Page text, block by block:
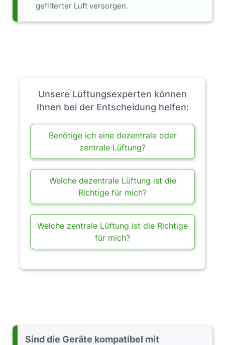
gefilterter Luft versorgen.
Unsere Lüftungsexperten können
Ihnen bei der Entscheidung helfen:
Benötige ich eine dezentrale oder
zentrale Lüftung?
Welche dezentrale Lüftung ist die
Richtige für mich?
Welche zentrale Lüftung ist die Richtige
für mich?
Sind die Geräte kompatibel mit